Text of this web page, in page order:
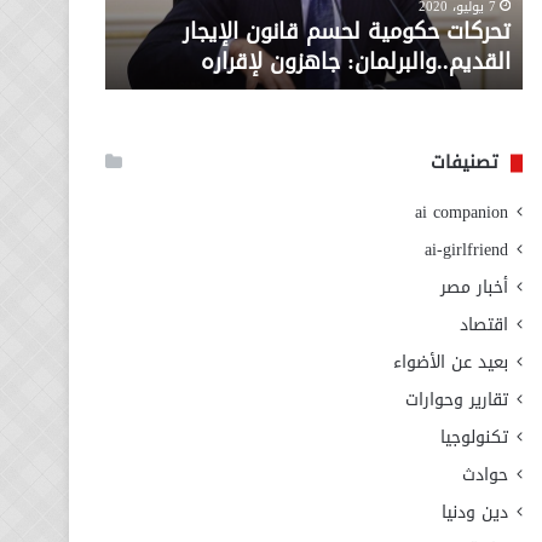
لإقراره
7 يوليو، 2020
تحركات حكومية لحسم قانون الإيجار
القديم..والبرلمان: جاهزون لإقراره
من
وزارة
الاجتماعي
تصنيفات
ai companion
ai-girlfriend
أخبار مصر
اقتصاد
بعيد عن الأضواء
تقارير وحوارات
تكنولوجيا
حوادث
دين ودنيا